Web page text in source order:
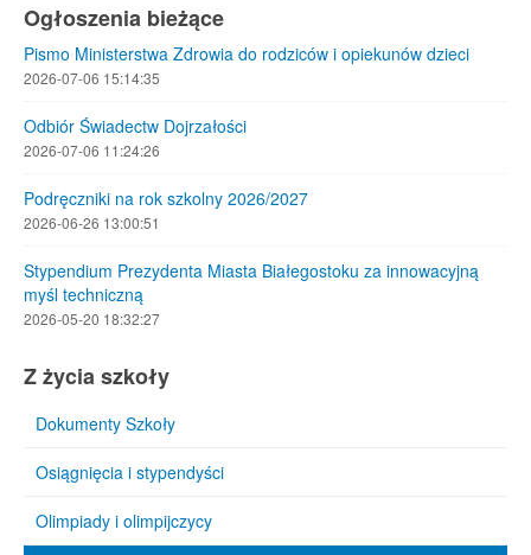
Ogłoszenia bieżące
Pismo Ministerstwa Zdrowia do rodziców i opiekunów dzieci
2026-07-06 15:14:35
Odbiór Świadectw Dojrzałości
2026-07-06 11:24:26
Podręczniki na rok szkolny 2026/2027
2026-06-26 13:00:51
Stypendium Prezydenta Miasta Białegostoku za innowacyjną
myśl techniczną
2026-05-20 18:32:27
Z życia szkoły
Dokumenty Szkoły
Osiągnięcia i stypendyści
Olimpiady i olimpijczycy